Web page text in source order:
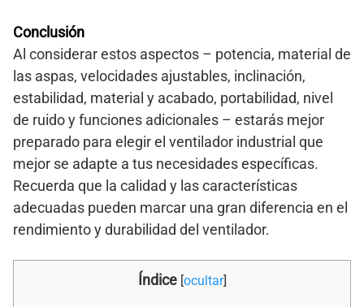
Conclusión
Al considerar estos aspectos – potencia, material de
las aspas, velocidades ajustables, inclinación,
estabilidad, material y acabado, portabilidad, nivel
de ruido y funciones adicionales – estarás mejor
preparado para elegir el ventilador industrial que
mejor se adapte a tus necesidades específicas.
Recuerda que la calidad y las características
adecuadas pueden marcar una gran diferencia en el
rendimiento y durabilidad del ventilador.
Índice [ocultar]